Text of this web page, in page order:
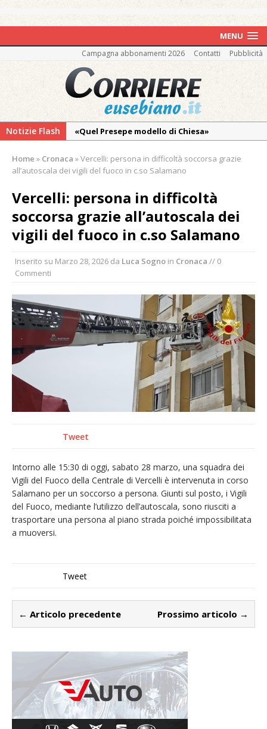
MENU
Campagna abbonamenti 2026 Contatti Pubblicità
Notizie Flash
«Quel Presepe modello di Chiesa»
Ringraziamento: convegno, messa e
Incendio sul Monte Barone: si estende il
fronte. Evacuato il rifugio e chiusi tutti i
sentieri
zone blu
alle pendici del Monte Barone
Centinaia di vercellesi a Oropa per il
pellegrinaggio diocesano
Intervento dei vigili del fuoco per un
incendio di sterpaglie a Caresanablot
Dieci anni fa l’ingresso a Vercelli
dell’arcivescovo mons. Marco Arnolfo
Home » Cronaca »Vercelli: persona in difficoltà soccorsa grazie
all’autoscala dei vigili del fuoco in c.so Salamano
Vercelli: persona in difficoltà
soccorsa grazie all’autoscala dei
vigili del fuoco in c.so Salamano
Inserito su Marzo 28, 2026 da Luca Sogno in Cronaca // 0
Commenti
Tweet
Intorno alle 15:30 di oggi, sabato 28 marzo, una squadra dei
Vigili del Fuoco della Centrale di Vercelli è intervenuta in corso
Salamano per un soccorso a persona. Giunti sul posto, i Vigili
del Fuoco, mediante l’utilizzo dell’autoscala, sono riusciti a
trasportare una persona al piano strada poiché impossibilitata
a muoversi.
Tweet
← Articolo precedente Prossimo articolo →